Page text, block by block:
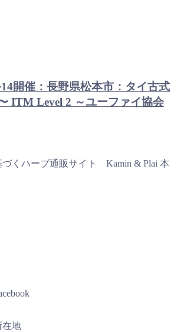
開催：長野県松本市：タイ古式
ITM Level 2 ～ユーファイ協会
くハーブ通販サイト Kamin & Plai 本
地